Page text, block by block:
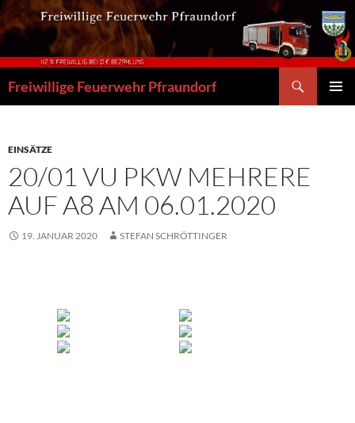
Zum
Inhalt
springen
Freiwillige Feuerwehr Pfraundorf
EINSÄTZE
20/01 VU PKW MEHRERE
AUF A8 AM 06.01.2020
19. JANUAR 2020 STEFAN SCHRÖTTINGER